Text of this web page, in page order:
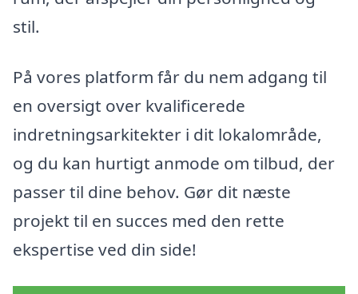
stil.
På vores platform får du nem adgang til
en oversigt over kvalificerede
indretningsarkitekter i dit lokalområde,
og du kan hurtigt anmode om tilbud, der
passer til dine behov. Gør dit næste
projekt til en succes med den rette
ekspertise ved din side!